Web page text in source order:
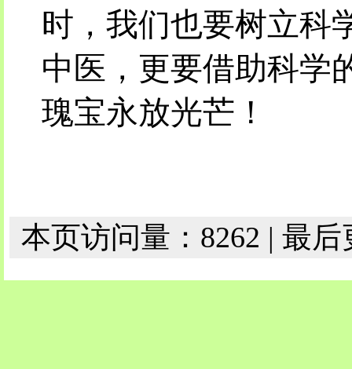
时，我们也要树立科
中医，更要借助科学
瑰宝永放光芒！
本页访问量：8262 | 最后